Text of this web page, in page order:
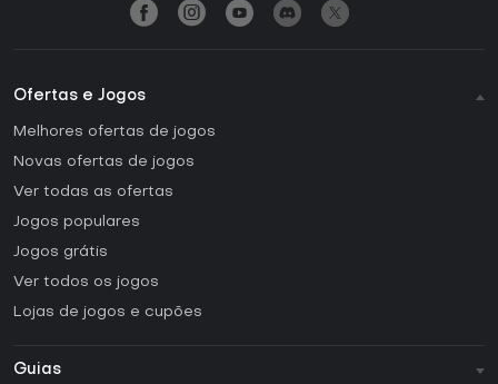
Ofertas e Jogos
Melhores ofertas de jogos
Novas ofertas de jogos
Ver todas as ofertas
Jogos populares
Jogos grátis
Ver todos os jogos
Lojas de jogos e cupões
Guias